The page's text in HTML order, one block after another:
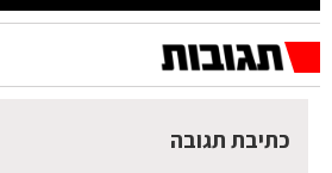
כתיבת תגובה